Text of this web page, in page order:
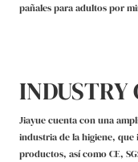
pañales para adultos por
INDUSTRY
Jiayue cuenta con una
industria de la higiene,
productos, así como CE,